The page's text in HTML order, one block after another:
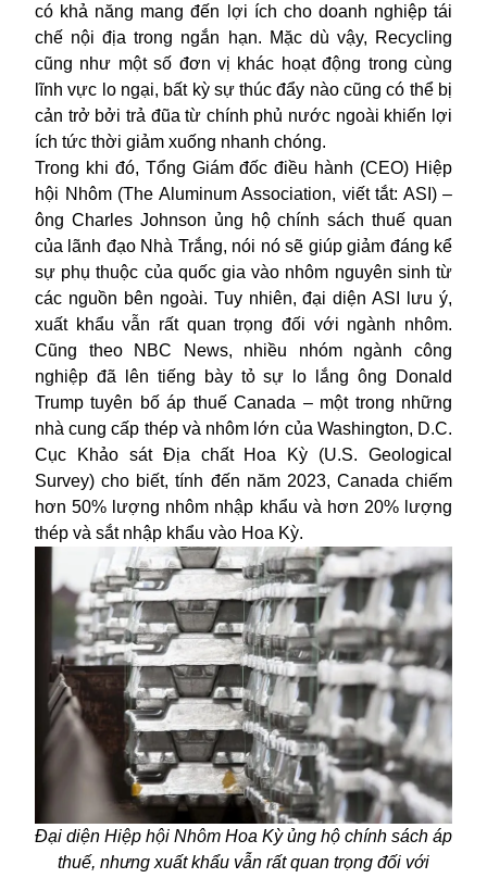
có khả năng mang đến lợi ích cho doanh nghiệp tái
chế nội địa trong ngắn hạn. Mặc dù vậy, Recycling
cũng như một số đơn vị khác hoạt động trong cùng
lĩnh vực lo ngại, bất kỳ sự thúc đẩy nào cũng có thể bị
cản trở bởi trả đũa từ chính phủ nước ngoài khiến lợi
ích tức thời giảm xuống nhanh chóng.
Trong khi đó, Tổng Giám đốc điều hành (CEO) Hiệp
hội Nhôm (The Aluminum Association, viết tắt: ASI) –
ông Charles Johnson ủng hộ chính sách thuế quan
của lãnh đạo Nhà Trắng, nói nó sẽ giúp giảm đáng kể
sự phụ thuộc của quốc gia vào nhôm nguyên sinh từ
các nguồn bên ngoài. Tuy nhiên, đại diện ASI lưu ý,
xuất khẩu vẫn rất quan trọng đối với ngành nhôm.
Cũng theo NBC News, nhiều nhóm ngành công
nghiệp đã lên tiếng bày tỏ sự lo lắng ông Donald
Trump tuyên bố áp thuế Canada – một trong những
nhà cung cấp thép và nhôm lớn của Washington, D.C.
Cục Khảo sát Địa chất Hoa Kỳ (U.S. Geological
Survey) cho biết, tính đến năm 2023, Canada chiếm
hơn 50% lượng nhôm nhập khẩu và hơn 20% lượng
thép và sắt nhập khẩu vào Hoa Kỳ.
Đại diện Hiệp hội Nhôm Hoa Kỳ ủng hộ chính sách áp
thuế, nhưng xuất khẩu vẫn rất quan trọng đối với